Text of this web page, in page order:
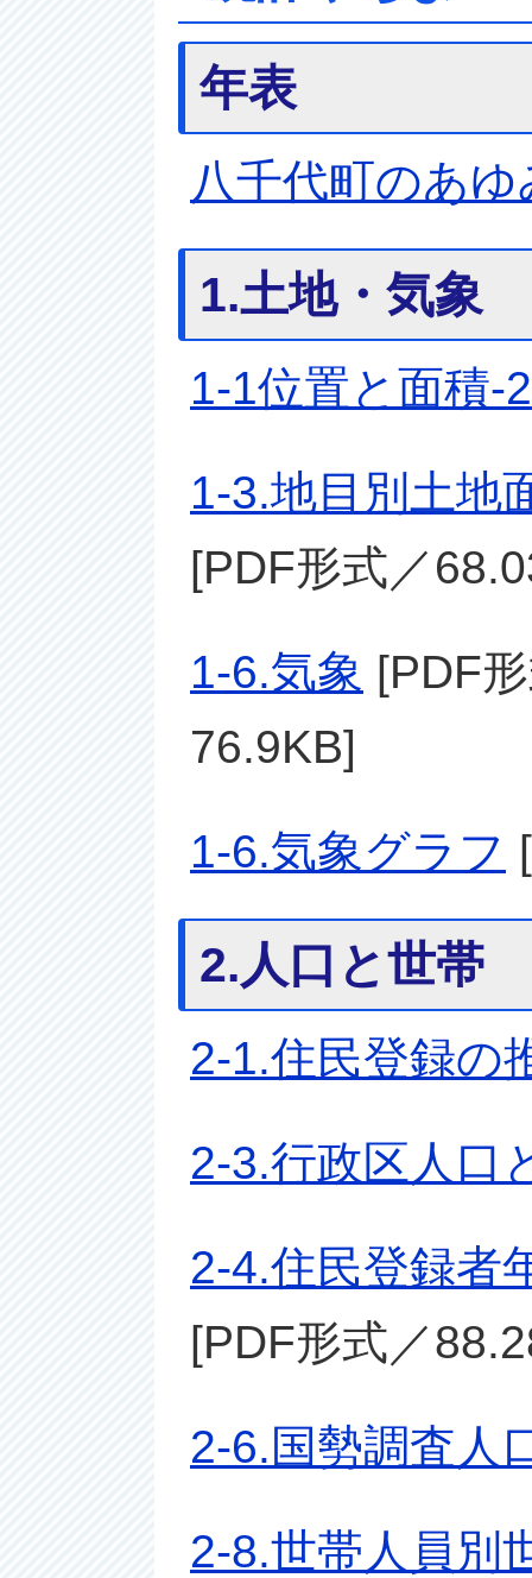
年表
八千代町のあ
1.土地・気象
1-1位置と面積-
1-3.地目別土地
[PDF形式／
1-6.気象 [PDF
76.9KB]
1-6.気象グラフ
2.人口と世帯
2-1.住民登録の
2-3.行政区人口
2-4.住民登録者
[PDF形式／
2-6.国勢調査人
2-8.世帯人員別